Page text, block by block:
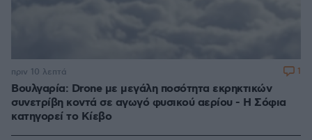
Βουλγαρία: Drone με μεγάλη ποσότητα εκρηκτικών
συνετρίβη κοντά σε αγωγό φυσικού αερίου - Η Σόφια
κατηγορεί το Κίεβο
πριν 10 λεπτά 1